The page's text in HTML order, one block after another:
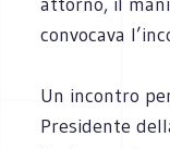
convocava
Un incontro
Presidente